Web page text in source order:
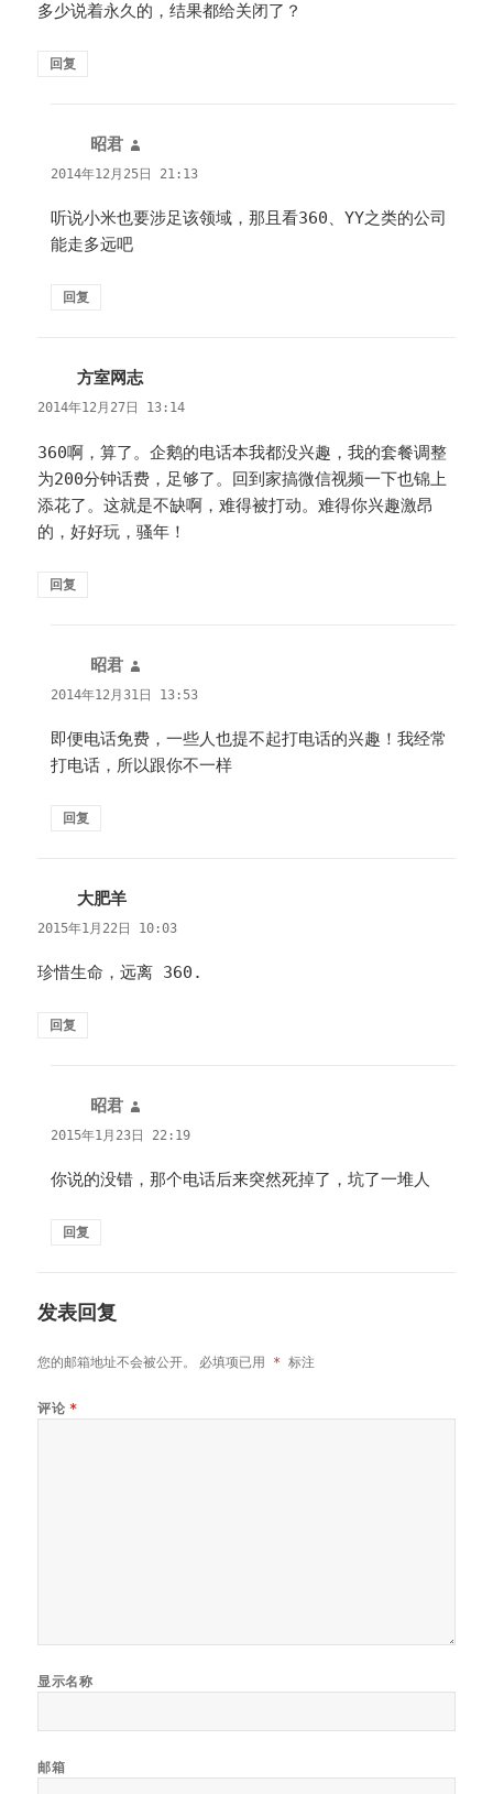
多少说着永久的，结果都给关闭了？
回复
昭君
道：
2014年12月25日 21:13
听说小米也要涉足该领域，那且看360、YY之类的公司
能走多远吧
回复
方室网志说
道：
2014年12月27日 13:14
360啊，算了。企鹅的电话本我都没兴趣，我的套餐调整
为200分钟话费，足够了。回到家搞微信视频一下也锦上
添花了。这就是不缺啊，难得被打动。难得你兴趣激昂
的，好好玩，骚年！
回复
昭君
道：
2014年12月31日 13:53
即便电话免费，一些人也提不起打电话的兴趣！我经常
打电话，所以跟你不一样
回复
大肥羊
道：
2015年1月22日 10:03
珍惜生命，远离 360.
回复
昭君
道：
2015年1月23日 22:19
你说的没错，那个电话后来突然死掉了，坑了一堆人
回复
发表回复
您的邮箱地址不会被公开。 必填项已用 * 标注
评论 *
显示名称
邮箱